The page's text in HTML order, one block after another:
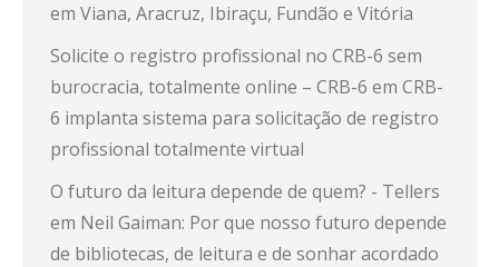
em Viana, Aracruz, Ibiraçu, Fundão e Vitória
Solicite o registro profissional no CRB-6 sem
burocracia, totalmente online – CRB-6 em CRB-
6 implanta sistema para solicitação de registro
profissional totalmente virtual
O futuro da leitura depende de quem? - Tellers
em Neil Gaiman: Por que nosso futuro depende
de bibliotecas, de leitura e de sonhar acordado